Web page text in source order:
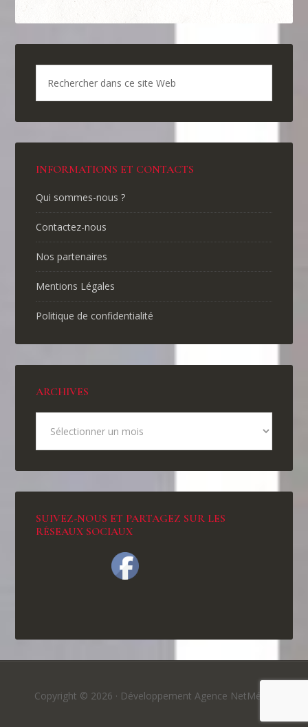
INFORMATIONS ET CONTACTS
Qui sommes-nous ?
Contactez-nous
Nos partenaires
Mentions Légales
Politique de confidentialité
ARCHIVES
SUIVEZ-NOUS ET PARTAGEZ SUR LES
RÉSEAUX SOCIAUX
Copyright © 2026 · Développement Agence NetMédia